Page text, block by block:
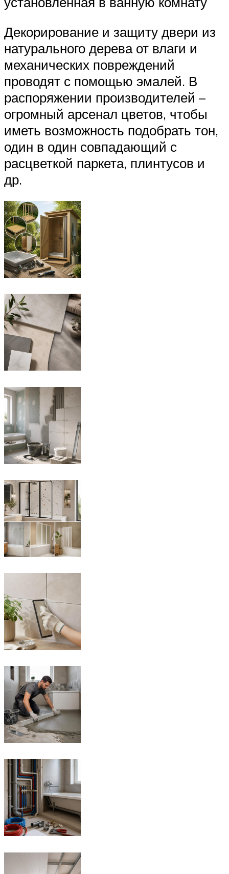
Декорирование и защиту двери из
натурального дерева от влаги и
механических повреждений
проводят с помощью эмалей. В
распоряжении производителей –
огромный арсенал цветов, чтобы
иметь возможность подобрать тон,
один в один совпадающий с
расцветкой паркета, плинтусов и
др.